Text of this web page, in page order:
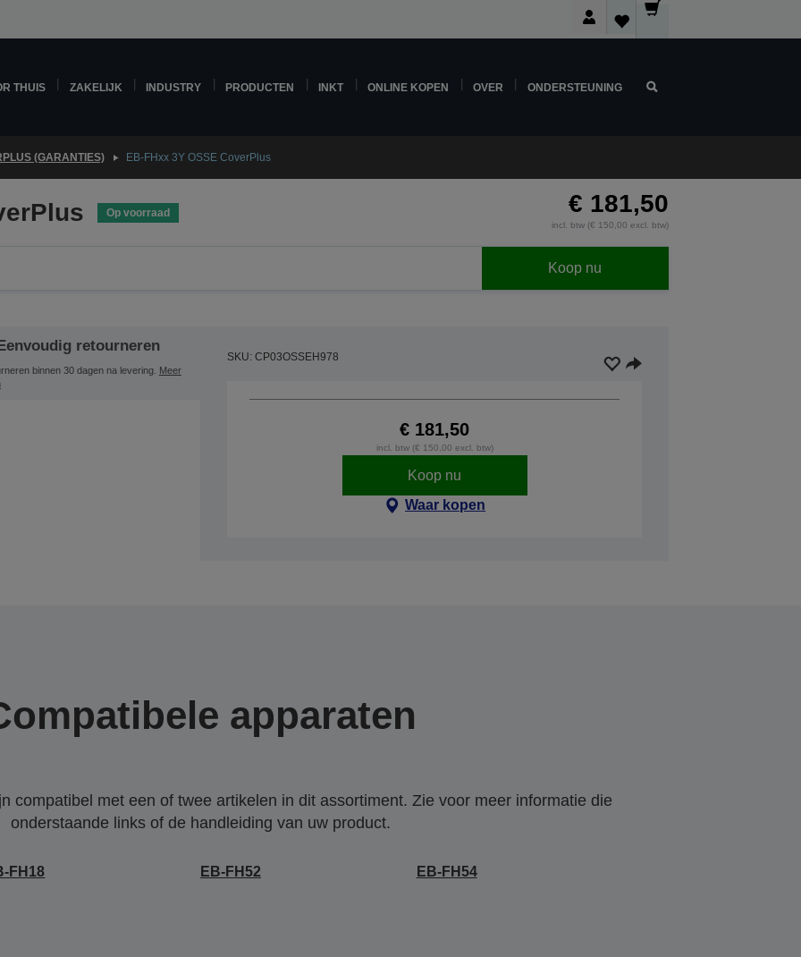
THUIS ZAKELIJK INDUSTRY PRODUCTEN INKT ONLINE KOPEN OVER ONDERSTEUNING
(GARANTIES) EB-FHxx 3Y OSSE CoverPlus
Op voorraad € 181,50
incl. btw (€ 150,00 excl. btw)
Koop nu
retourneren
binnen 30 dagen na levering. Meer
SKU: CP03OSSEH978
€ 181,50
incl. btw (€ 150,00 excl. btw)
Koop nu
Waar kopen
apparaten
compatibel met een of twee artikelen in dit assortiment. Zie voor meer informatie die
onderstaande links of de handleiding van uw product.
FH18 EB-FH52 EB-FH54